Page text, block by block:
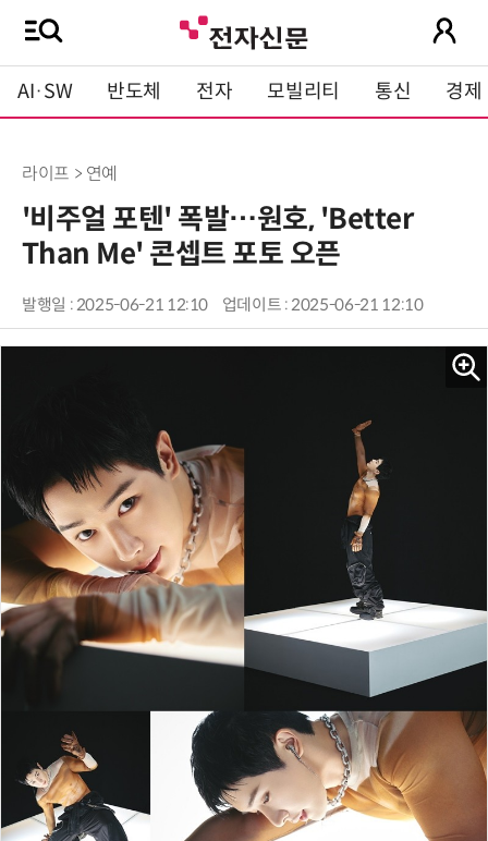
AI·SW 반도체 전자 모빌리티 통신 경제
라이프 > 연예
'비주얼 포텐' 폭발…원호, 'Better
Than Me' 콘셉트 포토 오픈
발행일 : 2025-06-21 12:10 업데이트 : 2025-06-21 12:10